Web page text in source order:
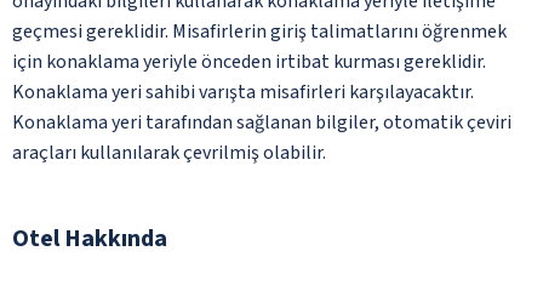
geçmesi gereklidir. Misafirlerin giriş talimatlarını öğrenmek
için konaklama yeriyle önceden irtibat kurması gereklidir.
Konaklama yeri sahibi varışta misafirleri karşılayacaktır.
Konaklama yeri tarafından sağlanan bilgiler, otomatik çeviri
araçları kullanılarak çevrilmiş olabilir.
Otel Hakkında